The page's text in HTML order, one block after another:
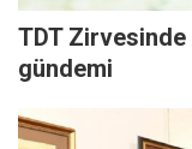
TDT
gündemi